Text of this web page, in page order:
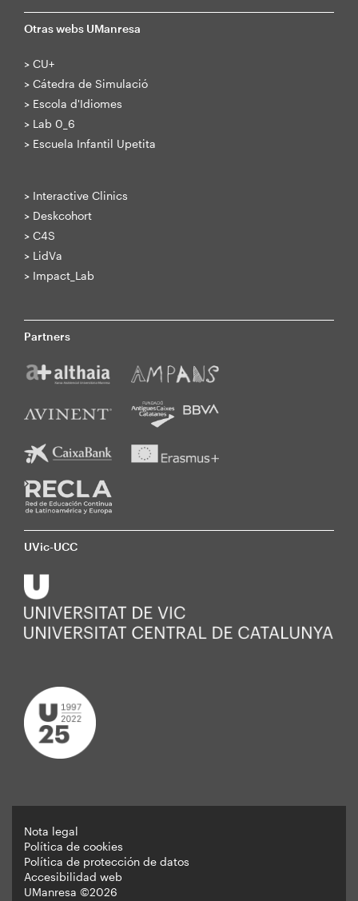
Otras webs UManresa
> CU+
> Cátedra de Simulació
> Escola d'Idiomes
> Lab 0_6
> Escuela Infantil Upetita
> Interactive Clinics
> Deskcohort
> C4S
> LidVa
> Impact_Lab
Partners
UVic-UCC
Peu
Nota legal
Política de cookies
Política de protección de datos
Accesibilidad web
UManresa ©2026